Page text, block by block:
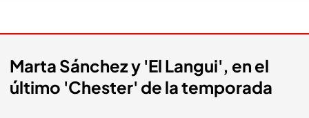
Marta Sánchez y 'El Langui', en el
último 'Chester' de la temporada